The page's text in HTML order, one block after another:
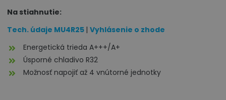
Na stiahnutie:
Tech. údaje MU4R25 | Vyhlásenie o zhode
Energetická trieda A+++/A+
Úsporné chladivo R32
Možnosť napojiť až 4 vnútorné jednotky